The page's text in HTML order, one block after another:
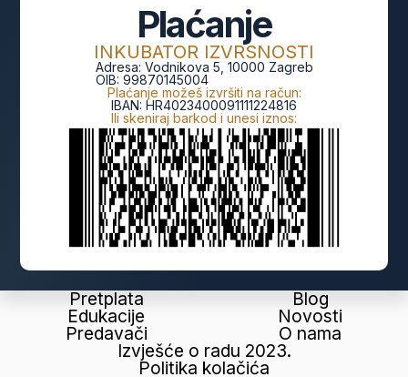
Plaćanje
INKUBATOR IZVRSNOSTI
Adresa: Vodnikova 5, 10000 Zagreb
OIB: 99870145004
Plaćanje možeš izvršiti na račun:
IBAN: HR4023400091111224816
Ili skeniraj barkod i unesi iznos:
Pretplata
Edukacije
Predavači
Blog
Novosti
O nama
Izvješće o radu 2023.
Politika kolačića